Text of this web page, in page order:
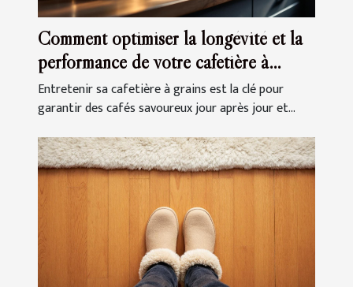
Comment optimiser la longévité et la
performance de votre cafetière à
grains ?
Entretenir sa cafetière à grains est la clé pour
garantir des cafés savoureux jour après jour et...